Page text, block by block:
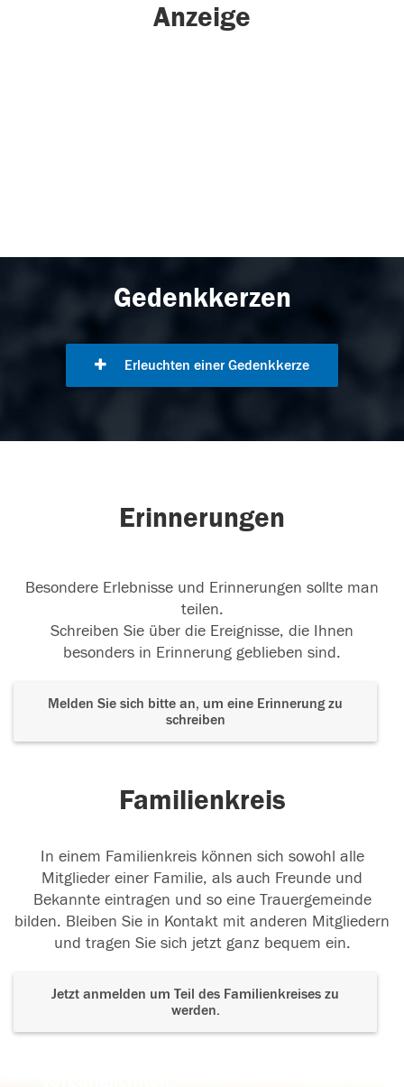
Anzeige
Gedenkkerzen
Erleuchten einer Gedenkkerze
Erinnerungen
Besondere Erlebnisse und Erinnerungen sollte man
teilen.
Schreiben Sie über die Ereignisse, die Ihnen
besonders in Erinnerung geblieben sind.
Melden Sie sich bitte an, um eine Erinnerung zu
schreiben
Familienkreis
In einem Familienkreis können sich sowohl alle
Mitglieder einer Familie, als auch Freunde und
Bekannte eintragen und so eine Trauergemeinde
bilden. Bleiben Sie in Kontakt mit anderen Mitgliedern
und tragen Sie sich jetzt ganz bequem ein.
Jetzt anmelden um Teil des Familienkreises zu
werden.